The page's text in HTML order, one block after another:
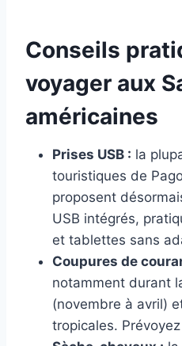
Conseils
voyager aux
américaines
Prises USB : la
touristiques de
proposent
USB intégrés,
et tablettes sans
Coupures de
notamment durant
(novembre à avril)
tropicales.